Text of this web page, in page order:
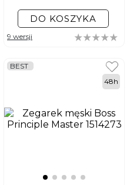
DO KOSZYKA
9 wersji
BEST
48h